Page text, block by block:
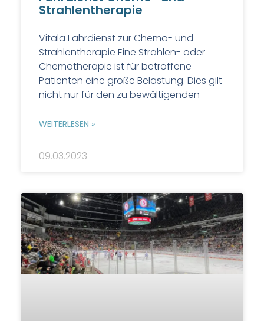
Strahlentherapie
Vitala Fahrdienst zur Chemo- und
Strahlentherapie Eine Strahlen- oder
Chemotherapie ist für betroffene
Patienten eine große Belastung. Dies gilt
nicht nur für den zu bewältigenden
WEITERLESEN »
09.03.2023